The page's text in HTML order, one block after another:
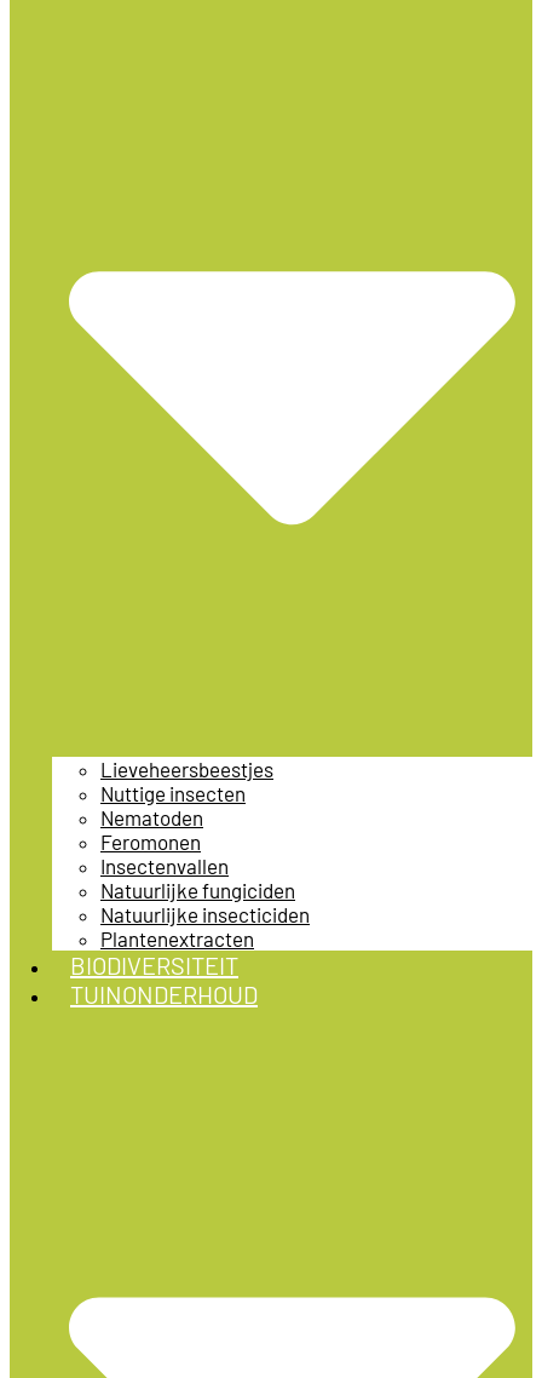
Lieveheersbeestjes
Nuttige insecten
Nematoden
Feromonen
Insectenvallen
Natuurlijke fungiciden
Natuurlijke insecticiden
Plantenextracten
BIODIVERSITEIT
TUINONDERHOUD